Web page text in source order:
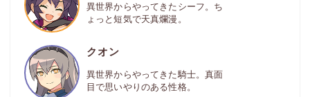
異世界からやってきたシーフ。ち
ょっと短気で天真爛漫。
クオン
異世界からやってきた騎士。真面
目で思いやりのある性格。